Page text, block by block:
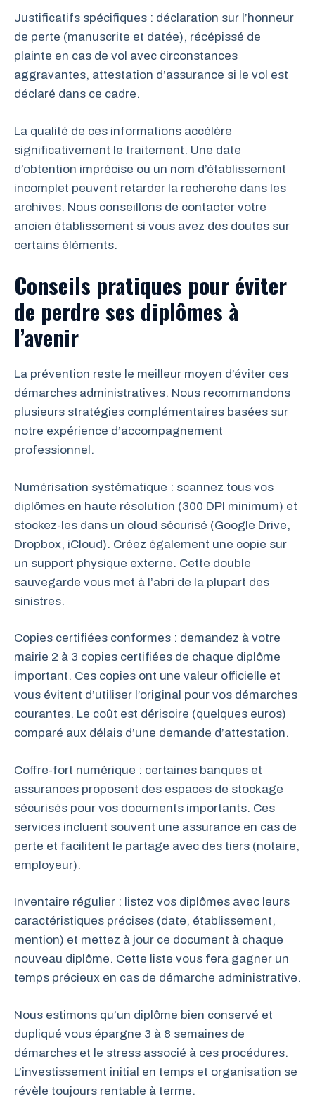
Justificatifs spécifiques : déclaration sur l’honneur
de perte (manuscrite et datée), récépissé de
plainte en cas de vol avec circonstances
aggravantes, attestation d’assurance si le vol est
déclaré dans ce cadre.
La qualité de ces informations accélère
significativement le traitement. Une date
d’obtention imprécise ou un nom d’établissement
incomplet peuvent retarder la recherche dans les
archives. Nous conseillons de contacter votre
ancien établissement si vous avez des doutes sur
certains éléments.
Conseils pratiques pour éviter
de perdre ses diplômes à
l’avenir
La prévention reste le meilleur moyen d’éviter ces
démarches administratives. Nous recommandons
plusieurs stratégies complémentaires basées sur
notre expérience d’accompagnement
professionnel.
Numérisation systématique : scannez tous vos
diplômes en haute résolution (300 DPI minimum) et
stockez-les dans un cloud sécurisé (Google Drive,
Dropbox, iCloud). Créez également une copie sur
un support physique externe. Cette double
sauvegarde vous met à l’abri de la plupart des
sinistres.
Copies certifiées conformes : demandez à votre
mairie 2 à 3 copies certifiées de chaque diplôme
important. Ces copies ont une valeur officielle et
vous évitent d’utiliser l’original pour vos démarches
courantes. Le coût est dérisoire (quelques euros)
comparé aux délais d’une demande d’attestation.
Coffre-fort numérique : certaines banques et
assurances proposent des espaces de stockage
sécurisés pour vos documents importants. Ces
services incluent souvent une assurance en cas de
perte et facilitent le partage avec des tiers (notaire,
employeur).
Inventaire régulier : listez vos diplômes avec leurs
caractéristiques précises (date, établissement,
mention) et mettez à jour ce document à chaque
nouveau diplôme. Cette liste vous fera gagner un
temps précieux en cas de démarche administrative.
Nous estimons qu’un diplôme bien conservé et
dupliqué vous épargne 3 à 8 semaines de
démarches et le stress associé à ces procédures.
L’investissement initial en temps et organisation se
révèle toujours rentable à terme.